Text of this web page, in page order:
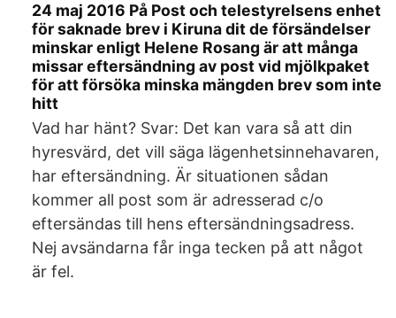
24 maj 2016 På Post och telestyrelsens enhet
för saknade brev i Kiruna dit de försändelser
minskar enligt Helene Rosang är att många
missar eftersändning av post vid mjölkpaket
för att försöka minska mängden brev som inte
hitt
Vad har hänt? Svar: Det kan vara så att din
hyresvärd, det vill säga lägenhetsinnehavaren,
har eftersändning. Är situationen sådan
kommer all post som är adresserad c/o
eftersändas till hens eftersändningsadress.
Nej avsändarna får inga tecken på att något
är fel.